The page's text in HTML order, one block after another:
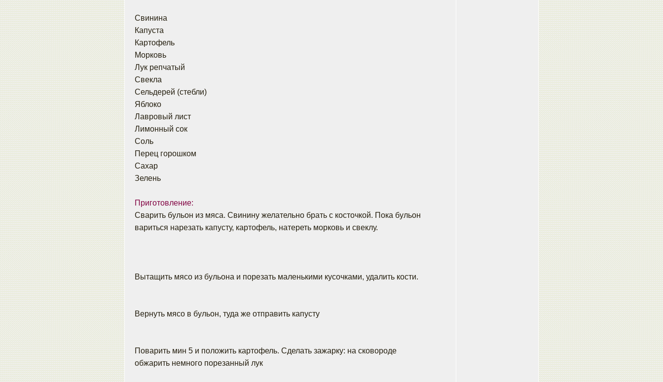
Свинина
Капуста
Картофель
Морковь
Лук репчатый
Свекла
Сельдерей (стебли)
Яблоко
Лавровый лист
Лимонный сок
Соль
Перец горошком
Сахар
Зелень
Приготовление:
Сварить бульон из мяса. Свинину желательно брать с косточкой. Пока бульон
вариться нарезать капусту, картофель, натереть морковь и свеклу.
Вытащить мясо из бульона и порезать маленькими кусочками, удалить кости.
Вернуть мясо в бульон, туда же отправить капусту
Поварить мин 5 и положить картофель. Сделать зажарку: на сковороде
обжарить немного порезанный лук